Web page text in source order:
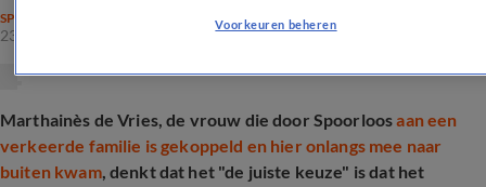
SPRAAKMAKEND
23 feb 2025, 14:39
Marthainès de Vries, de vrouw die door Spoorloosaan een
verkeerde familie is gekoppeld en hier onlangs mee naar
buiten kwam, denkt dat het "de juiste keuze" is dat het
Voorkeuren beheren